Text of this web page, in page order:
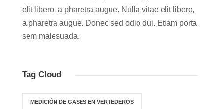
elit libero, a pharetra augue. Nulla vitae elit libero,
a pharetra augue. Donec sed odio dui. Etiam porta
sem malesuada.
Tag Cloud
MEDICIÓN DE GASES EN VERTEDEROS